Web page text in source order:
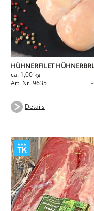
HÜHNERFILET
ca. 1,00 kg
Art. Nr. 9635
Details